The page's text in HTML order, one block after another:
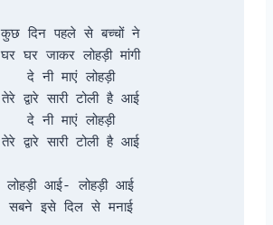
कुछ दिन पहले से बच्चों ने
घर घर जाकर लोहड़ी मांगी
दे नी माएं लोहड़ी
तेरे द्वारे सारी टोली है आई
दे नी माएं लोहड़ी
तेरे द्वारे सारी टोली है आई
लोहड़ी आई- लोहड़ी आई
सबने इसे दिल से मनाई